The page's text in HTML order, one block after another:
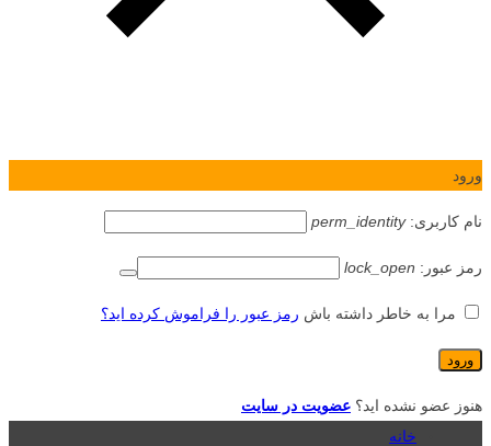
ورود
نام کاربری:perm_identity
رمز عبور: lock_open
مرا به خاطر داشته باش رمز عبور را فراموش کرده اید؟
هنوز عضو نشده اید؟ عضویت در سایت
خانه